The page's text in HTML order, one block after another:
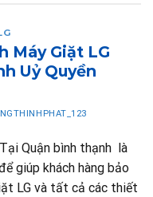
Máy Giặt LG
Uỷ Quyền
Quận bình thạnh là
giúp khách hàng bảo
LG và tất cả các thiết